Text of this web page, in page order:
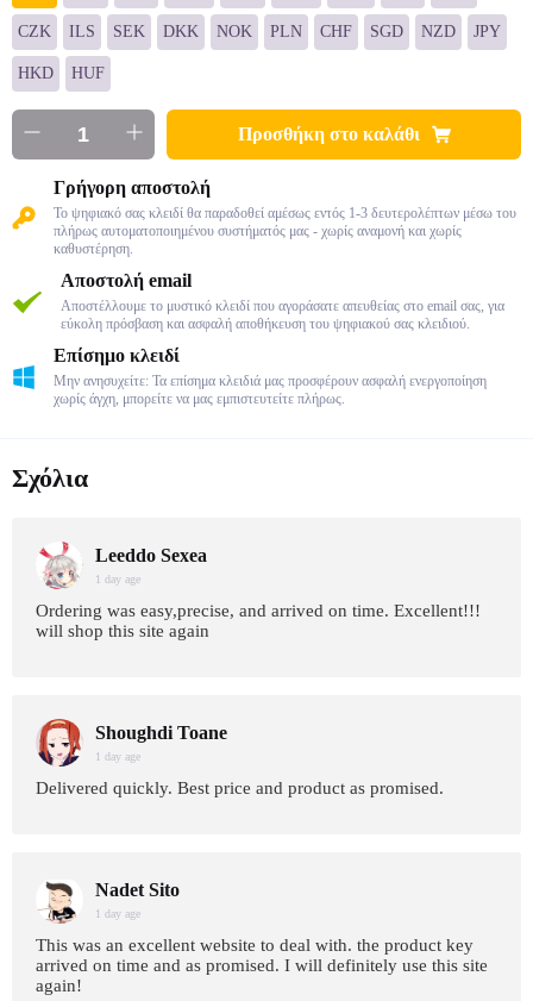
CZK ILS SEK DKK NOK PLN CHF SGD NZD JPY
HKD HUF
Προσθήκη στο καλάθι
Γρήγορη αποστολή
Το ψηφιακό σας κλειδί θα παραδοθεί αμέσως εντός 1-3 δευτερολέπτων μέσω του
πλήρως αυτοματοποιημένου συστήματός μας - χωρίς αναμονή και χωρίς
καθυστέρηση.
Αποστολή email
Αποστέλλουμε το μυστικό κλειδί που αγοράσατε απευθείας στο email σας, για
εύκολη πρόσβαση και ασφαλή αποθήκευση του ψηφιακού σας κλειδιού.
Επίσημο κλειδί
Μην ανησυχείτε: Τα επίσημα κλειδιά μας προσφέρουν ασφαλή ενεργοποίηση
χωρίς άγχη, μπορείτε να μας εμπιστευτείτε πλήρως.
Σχόλια
Leeddo Sexea
1 day age
Ordering was easy,precise, and arrived on time. Excellent!!!
will shop this site again
Shoughdi Toane
1 day age
Delivered quickly. Best price and product as promised.
Nadet Sito
1 day age
This was an excellent website to deal with. the product key
arrived on time and as promised. I will definitely use this site
again!